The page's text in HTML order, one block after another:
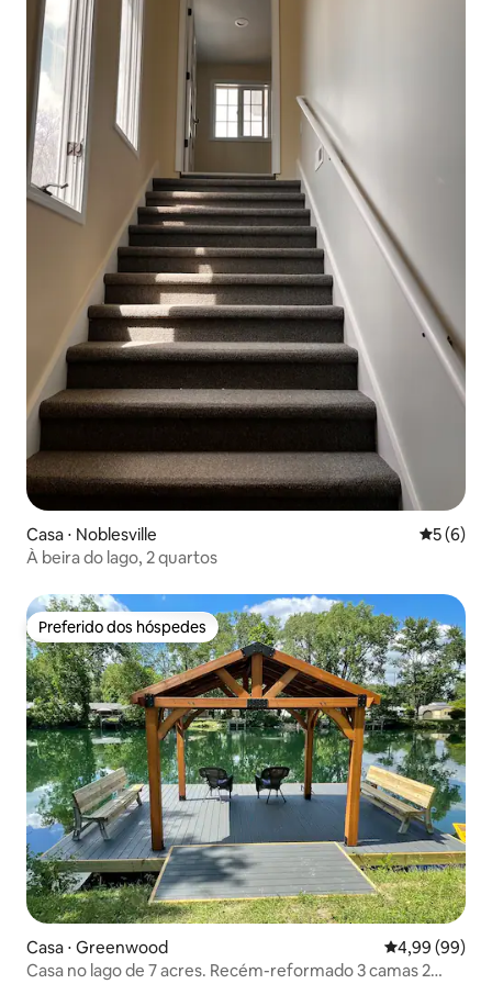
Casa ⋅ Noblesville 5 de
5 (6)
À beira do lago, 2 quartos
Preferido dos hóspedes
Preferido dos hóspedes
Casa ⋅ Greenwood 4,99 de uma
4,99 (99)
Casa no lago de 7 acres. Recém-reformado 3 camas 2